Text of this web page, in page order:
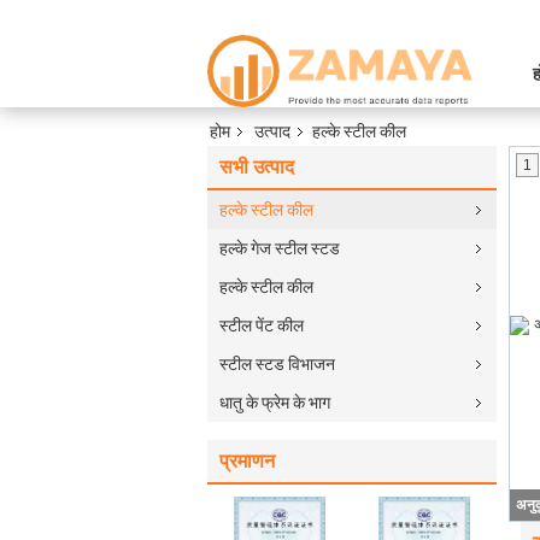
होम उत्पाद हल्के स्टील कील
सभी उत्पाद
हल्के स्टील कील
हल्के गेज स्टील स्टड
हल्के स्टील कील
स्टील पेंट कील
स्टील स्टड विभाजन
धातु के फ्रेम के भाग
प्रमाणन
1